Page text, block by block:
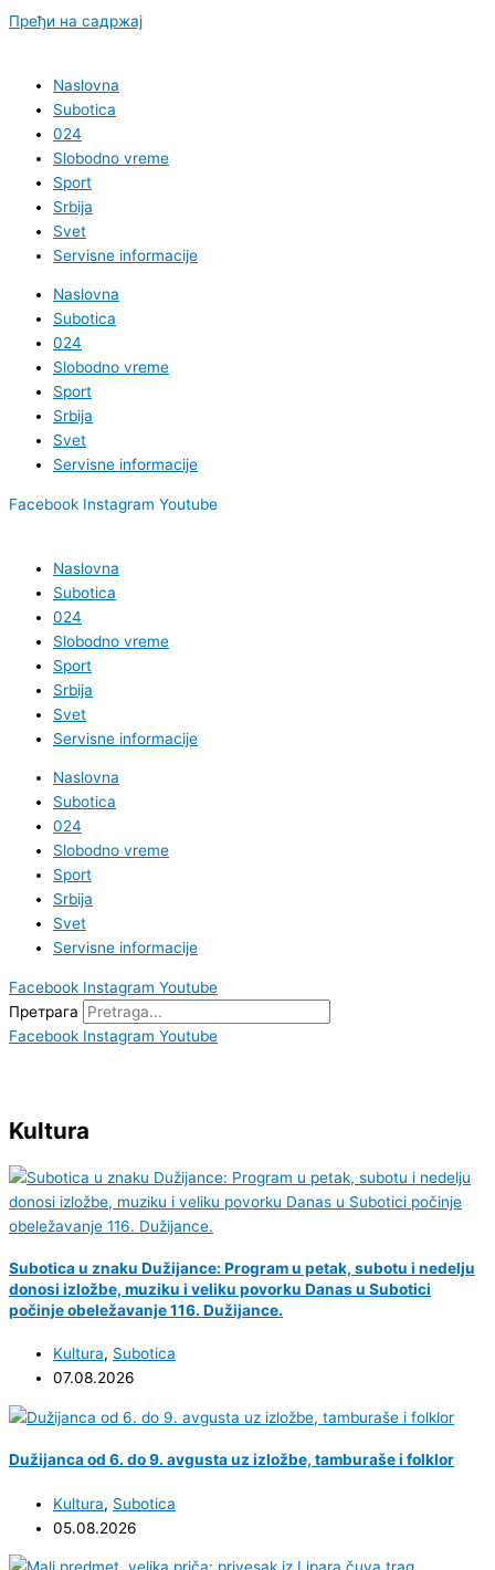
Пређи на садржај
Naslovna
Subotica
024
Slobodno vreme
Sport
Srbija
Svet
Servisne informacije
Naslovna
Subotica
024
Slobodno vreme
Sport
Srbija
Svet
Servisne informacije
Facebook Instagram Youtube
Naslovna
Subotica
024
Slobodno vreme
Sport
Srbija
Svet
Servisne informacije
Naslovna
Subotica
024
Slobodno vreme
Sport
Srbija
Svet
Servisne informacije
Facebook Instagram Youtube
Претрага
Facebook Instagram Youtube
Kultura
Subotica u znaku Dužijance: Program u petak, subotu i nedelju
donosi izložbe, muziku i veliku povorku Danas u Subotici
počinje obeležavanje 116. Dužijance.
Kultura, Subotica
07.08.2026
Dužijanca od 6. do 9. avgusta uz izložbe, tamburaše i folklor
Kultura, Subotica
05.08.2026